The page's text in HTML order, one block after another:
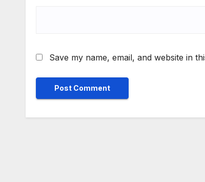
Save my name, email, and website in